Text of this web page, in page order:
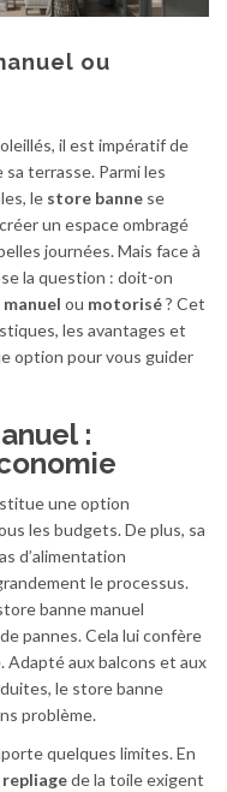
ou
il est impératif de
sa terrasse. Parmi les
le store banne se
un espace ombragé
journées. Mais face à
la question : doit-on
ou motorisé? Cet
les avantages et
option pour vous guider
:
une option
les budgets. De plus, sa
d’alimentation
le processus.
banne manuel
pannes. Cela lui confère
aux balcons et aux
le store banne
problème.
quelques limites. En
repliagede la toile exigent